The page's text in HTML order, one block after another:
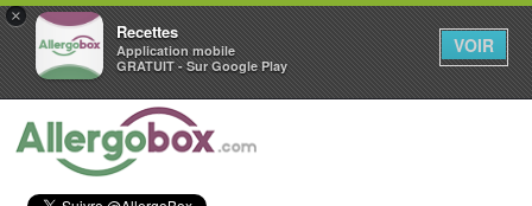
×
Recettes
Application mobile
GRATUIT - Sur Google Play
VOIR
Aller au contenu principal